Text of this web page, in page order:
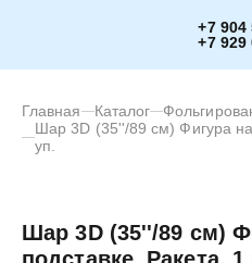
+7 904
+7 929
Главная Каталог
Шар 3D (35''/89 см) Фигура на
уп.
Шар 3D (35''/89 см)